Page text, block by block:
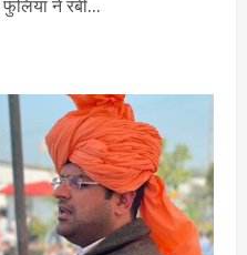
ने रबी...